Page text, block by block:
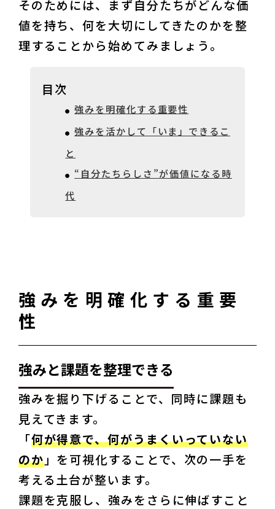
そのためには、まず自分たちがどんな価
値を持ち、何を大切にしてきたのかを整
理することから始めてみましょう。
目次
強みを明確化する重要性
強みを活かして「いま」できるこ
と
“自分たちらしさ”が価値になる時
代
強みを明確化する重要
性
強みと課題を整理できる
強みを掘り下げることで、同時に課題も
見えてきます。
「何が得意で、何がうまくいっていない
のか」を可視化することで、次の一手を
考える土台が整います。
課題を克服し、強みをさらに伸ばすこと